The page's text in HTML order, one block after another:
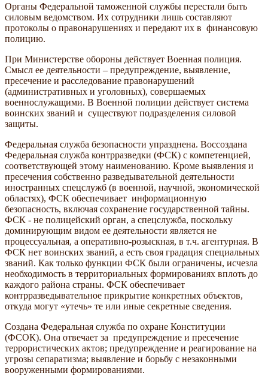
Органы Федеральной таможенной службы перестали быть
силовым ведомством. Их сотрудники лишь составляют
протоколы о правонарушениях и передают их в финансовую
полицию.
При Министерстве обороны действует Военная полиция.
Смысл ее деятельности – предупреждение, выявление,
пресечение и расследование правонарушений
(административных и уголовных), совершаемых
военнослужащими. В Военной полиции действует система
воинских званий и существуют подразделения силовой
защиты.
Федеральная служба безопасности упразднена. Воссоздана
Федеральная служба контрразведки (ФСК) с компетенцией,
соответствующей этому наименованию. Кроме выявления и
пресечения собственно разведывательной деятельности
иностранных спецслужб (в военной, научной, экономической
областях), ФСК обеспечивает информационную
безопасность, включая сохранение государственной тайны.
ФСК - не полицейский орган, а спецслужба, поскольку
доминирующим видом ее деятельности является не
процессуальная, а оперативно-розыскная, в т.ч. агентурная. В
ФСК нет воинских званий, а есть своя градация специальных
званий. Как только функции ФСК были ограничены, исчезла
необходимость в территориальных формированиях вплоть до
каждого района страны. ФСК обеспечивает
контрразведывательное прикрытие конкретных объектов,
откуда могут «утечь» те или иные секретные сведения.
Создана Федеральная служба по охране Конституции
(ФСОК). Она отвечает за предупреждение и пресечение
террористических актов; предупреждение и реагирование на
угрозы сепаратизма; выявление и борьбу с незаконными
вооруженными формированиями.